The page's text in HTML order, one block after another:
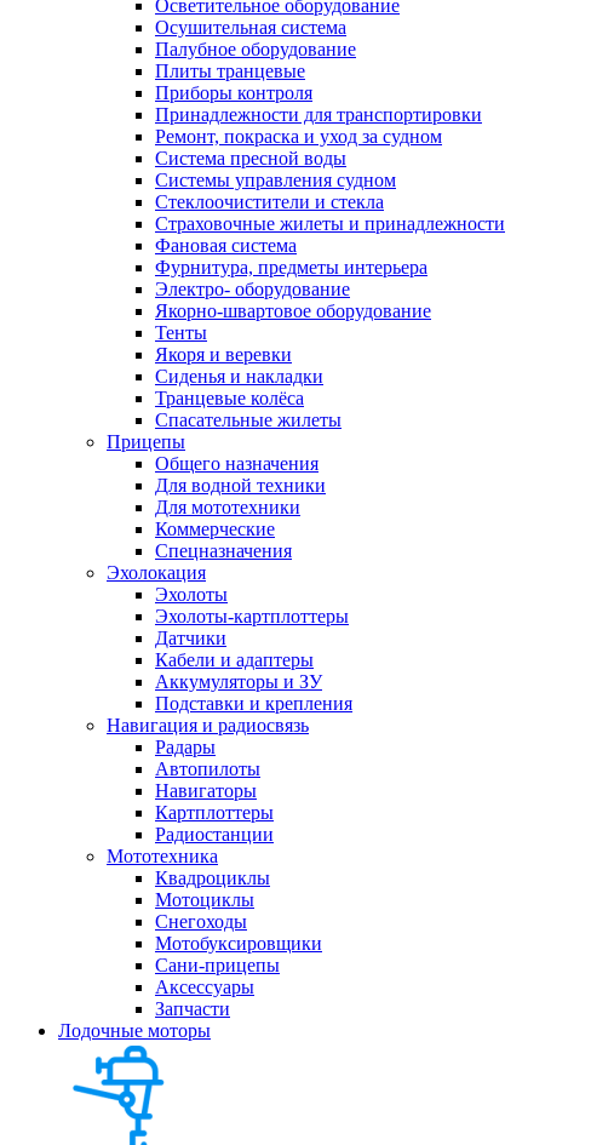
Осветительное оборудование
Осушительная система
Палубное оборудование
Плиты транцевые
Приборы контроля
Принадлежности для транспортировки
Ремонт, покраска и уход за судном
Система пресной воды
Системы управления судном
Стеклоочистители и стекла
Страховочные жилеты и принадлежности
Фановая система
Фурнитура, предметы интерьера
Электро- оборудование
Якорно-швартовое оборудование
Тенты
Якоря и веревки
Сиденья и накладки
Транцевые колёса
Спасательные жилеты
Прицепы
Общего назначения
Для водной техники
Для мототехники
Коммерческие
Спецназначения
Эхолокация
Эхолоты
Эхолоты-картплоттеры
Датчики
Кабели и адаптеры
Аккумуляторы и ЗУ
Подставки и крепления
Навигация и радиосвязь
Радары
Автопилоты
Навигаторы
Картплоттеры
Радиостанции
Мототехника
Квадроциклы
Мотоциклы
Снегоходы
Мотобуксировщики
Сани-прицепы
Аксессуары
Запчасти
Лодочные моторы